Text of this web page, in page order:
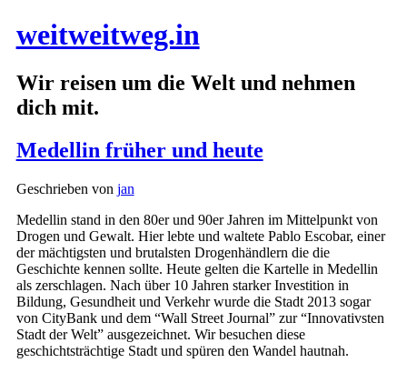
weitweitweg.in
Wir reisen um die Welt und nehmen
dich mit.
Medellin früher und heute
Geschrieben von jan
Medellin stand in den 80er und 90er Jahren im Mittelpunkt von
Drogen und Gewalt. Hier lebte und waltete Pablo Escobar, einer
der mächtigsten und brutalsten Drogenhändlern die die
Geschichte kennen sollte. Heute gelten die Kartelle in Medellin
als zerschlagen. Nach über 10 Jahren starker Investition in
Bildung, Gesundheit und Verkehr wurde die Stadt 2013 sogar
von CityBank und dem “Wall Street Journal” zur “Innovativsten
Stadt der Welt” ausgezeichnet. Wir besuchen diese
geschichtsträchtige Stadt und spüren den Wandel hautnah.